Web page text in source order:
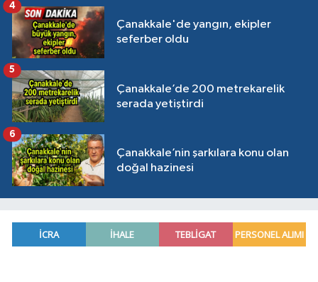
Çanakkale'de yangın, ekipler
seferber oldu
4
Çanakkale’de 200 metrekarelik
serada yetiştirdi
5
Çanakkale’nin şarkılara konu olan
doğal hazinesi
6